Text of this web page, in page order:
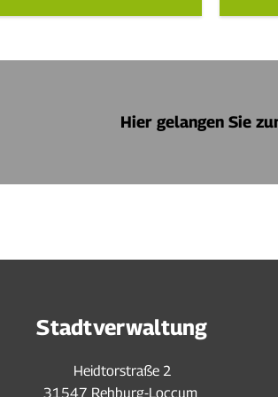
Hier gelangen Sie
Stadtverwaltung
Heidtorstraße 2
31547 Rehburg-Loccum